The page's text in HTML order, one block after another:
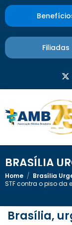
Filiadas
BRASÍLIA
Home / Brasília
STF contra o piso da
Brasília,